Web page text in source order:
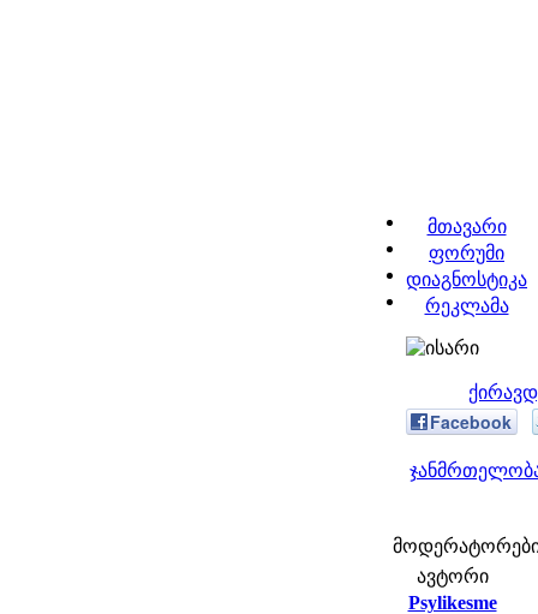
მთავარი
ფორუმი
დიაგნოსტიკა
რეკლამა
Facebook
მოდერატორები:
ავტორი
Psylikesme